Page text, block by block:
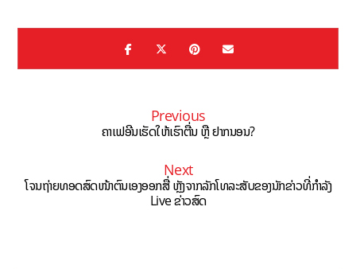
Previous
ຄາເຟອີນເຮັດໃຫ້ເຮົາຕື່ນ ຫຼື ຢາກນອນ?
Next
ໂຈນຖ່າຍທອດສົດໜ້າຕົນເອງອອກສື່ ຫຼັງຈາກລັກໂທລະສັບຂອງນັກຂ່າວທີ່ກຳລັງ
Live ຂ່າວສົດ